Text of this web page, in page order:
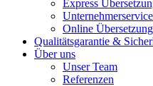
Express
Unternehmerservice
Online Übersetzung
Qualitätsgarantie &
Über uns
Unser Team
Referenzen